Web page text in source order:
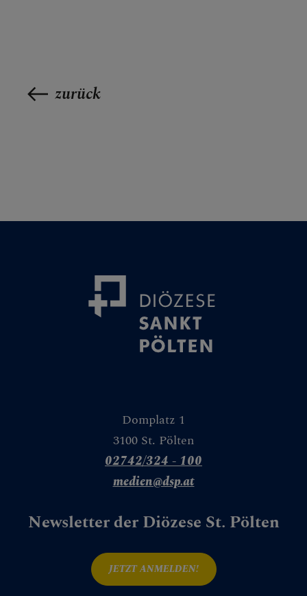
zurück
Domplatz 1
3100 St. Pölten
02742/324 - 100
medien@dsp.at
Newsletter der Diözese St. Pölten
JETZT ANMELDEN!